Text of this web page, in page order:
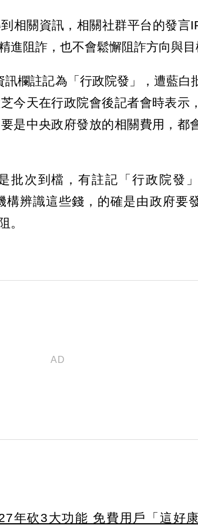
相關資訊，相關社群平台的發言
進阻詐，也不會鬆懈阻詐方向與目
欄註記為「行政院發」，遭藍白
今天在行政院會後記者會時表示
是中央政府發放的相關費用，都
批次到檔，有註記「行政院發
構辨識這些錢，的確是由政府要
。
年砍3大功能 免費用戶「這好